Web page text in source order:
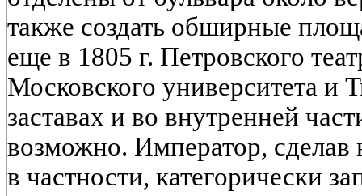
также создать обширные
еще в 1805 г. Петровского
Московского университета и
заставах и во внутренней
возможно. Император, сделав
в частности, категорически